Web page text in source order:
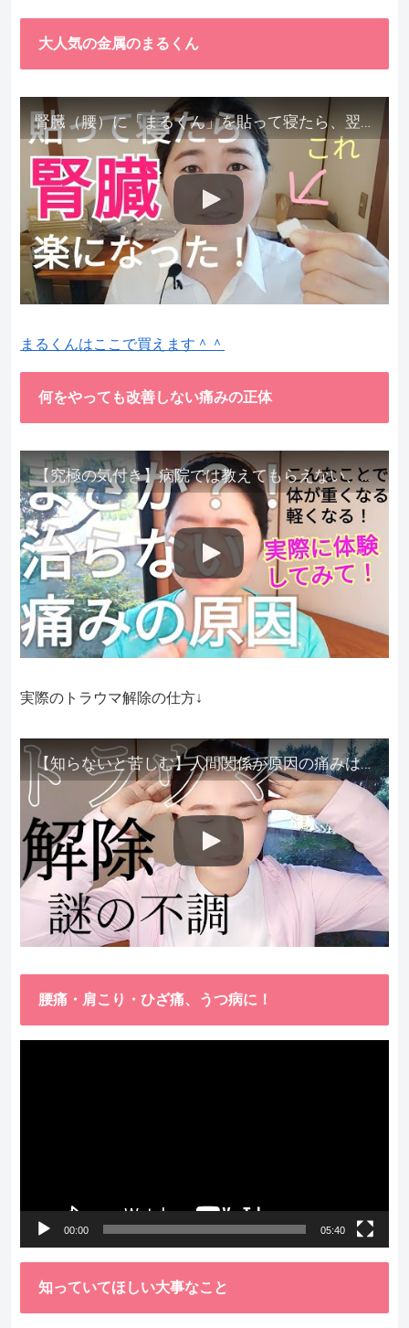
大人気の金属のまるくん
腎臓（腰）に「まるくん」を貼って寝たら、翌朝めちゃ楽でびっくりしました。腎臓叩いても痛くない！【お客様の声を試してみた】
まるくんはここで買えます＾＾
何をやっても改善しない痛みの正体
【究極の気付き】病院では教えてもらえない、その長年悩んできた痛み、症状、どうして治らないのか？痛みの正体、実際に今すぐ試して知ってほしい。
実際のトラウマ解除の仕方↓
【知らないと苦しむ】人間関係が原因の痛みはトラウマ解除が必須。病院に行っても原因不明で治らない不調はこれをしてからケアしてみてください。
腰痛・肩こり・ひざ痛、うつ病に！
00:00 05:40
知っていてほしい大事なこと